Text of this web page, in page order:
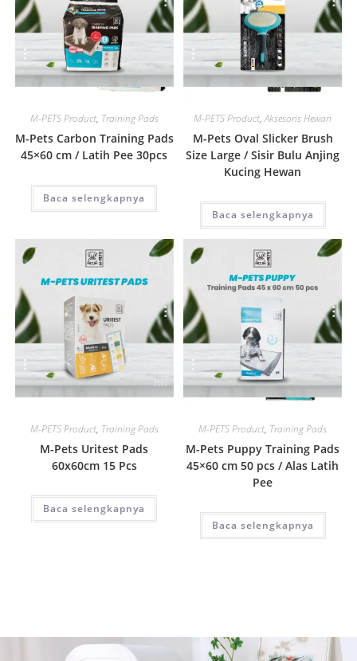
Quick View
M-PETS Product, Training Pads
M-Pets Carbon Training Pads
45×60 cm / Latih Pee 30pcs
Baca selengkapnya
Quick View
M-PETS Product,Aksesoris Hewan
M-Pets Oval Slicker Brush
Size Large / Sisir Bulu Anjing
Kucing Hewan
Baca selengkapnya
Quick View
M-PETS Product, Training Pads
M-Pets Uritest Pads
60x60cm 15 Pcs
Baca selengkapnya
Quick View
M-PETS Product, Training Pads
M-Pets Puppy Training Pads
45×60 cm 50 pcs / Alas Latih
Pee
Baca selengkapnya